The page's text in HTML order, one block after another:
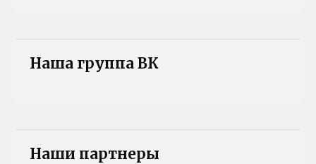
Наша группа ВК
Наши партнеры